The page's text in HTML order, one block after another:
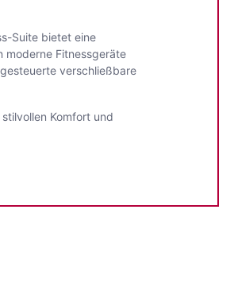
Suite bietet eine
moderne Fitnessgeräte
verschließbare
Komfort und